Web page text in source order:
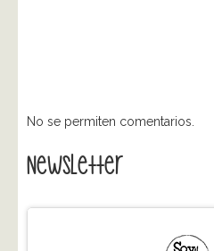
No se permiten comentarios.
Newsletter